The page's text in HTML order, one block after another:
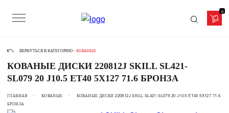
0
ВЕРНУТЬСЯ В КАТЕГОРИЮ - КОВАНЫЕ
КОВАНЫЕ ДИСКИ 220812J SKILL SL421-
SL079 20 J10.5 ET40 5X127 71.6 БРОНЗА
ГЛАВНАЯ КОВАНЫЕ
КОВАНЫЕ ДИСКИ 220812J SKILL SL421-SL079 20 J10.5 ET40 5X127 71.6
БРОНЗА